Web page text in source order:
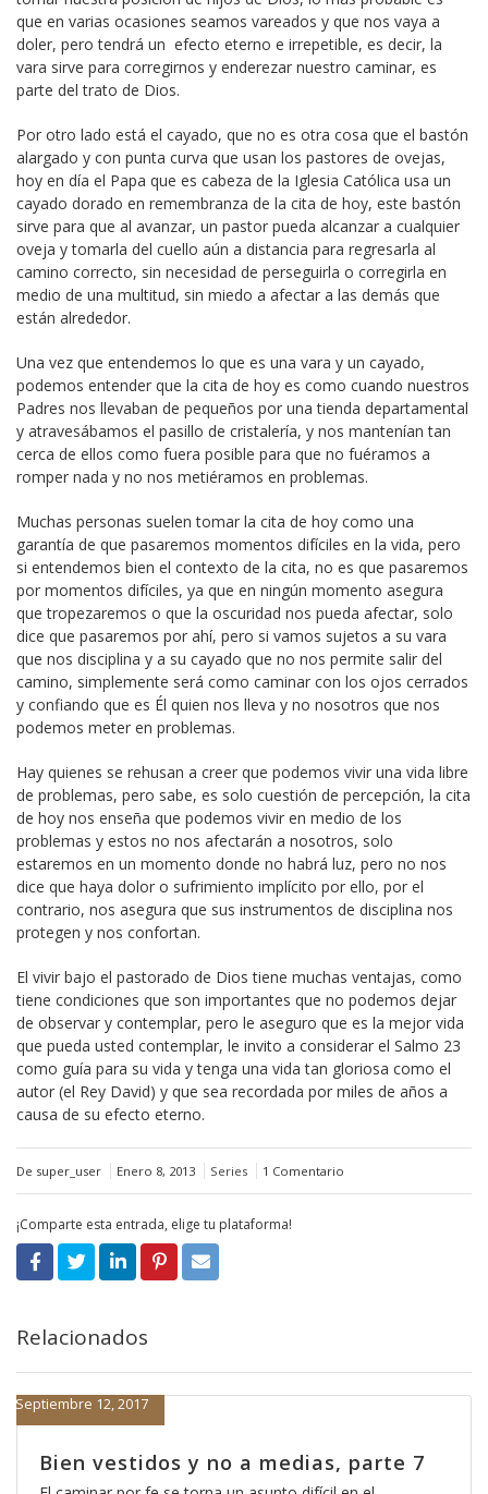
que en varias ocasiones seamos vareados y que nos vaya a
doler, pero tendrá un efecto eterno e irrepetible, es decir, la
vara sirve para corregirnos y enderezar nuestro caminar, es
parte del trato de Dios.
Por otro lado está el cayado, que no es otra cosa que el bastón
alargado y con punta curva que usan los pastores de ovejas,
hoy en día el Papa que es cabeza de la Iglesia Católica usa un
cayado dorado en remembranza de la cita de hoy, este bastón
sirve para que al avanzar, un pastor pueda alcanzar a cualquier
oveja y tomarla del cuello aún a distancia para regresarla al
camino correcto, sin necesidad de perseguirla o corregirla en
medio de una multitud, sin miedo a afectar a las demás que
están alrededor.
Una vez que entendemos lo que es una vara y un cayado,
podemos entender que la cita de hoy es como cuando nuestros
Padres nos llevaban de pequeños por una tienda departamental
y atravesábamos el pasillo de cristalería, y nos mantenían tan
cerca de ellos como fuera posible para que no fuéramos a
romper nada y no nos metiéramos en problemas.
Muchas personas suelen tomar la cita de hoy como una
garantía de que pasaremos momentos difíciles en la vida, pero
si entendemos bien el contexto de la cita, no es que pasaremos
por momentos difíciles, ya que en ningún momento asegura
que tropezaremos o que la oscuridad nos pueda afectar, solo
dice que pasaremos por ahí, pero si vamos sujetos a su vara
que nos disciplina y a su cayado que no nos permite salir del
camino, simplemente será como caminar con los ojos cerrados
y confiando que es Él quien nos lleva y no nosotros que nos
podemos meter en problemas.
Hay quienes se rehusan a creer que podemos vivir una vida libre
de problemas, pero sabe, es solo cuestión de percepción, la cita
de hoy nos enseña que podemos vivir en medio de los
problemas y estos no nos afectarán a nosotros, solo
estaremos en un momento donde no habrá luz, pero no nos
dice que haya dolor o sufrimiento implícito por ello, por el
contrario, nos asegura que sus instrumentos de disciplina nos
protegen y nos confortan.
El vivir bajo el pastorado de Dios tiene muchas ventajas, como
tiene condiciones que son importantes que no podemos dejar
de observar y contemplar, pero le aseguro que es la mejor vida
que pueda usted contemplar, le invito a considerar el Salmo 23
como guía para su vida y tenga una vida tan gloriosa como el
autor (el Rey David) y que sea recordada por miles de años a
causa de su efecto eterno.
De super_user Enero 8, 2013 Series 1 Comentario
¡Comparte esta entrada, elige tu plataforma!
Relacionados
Bien vestidos y no a medias, parte 7
Septiembre 12, 2017